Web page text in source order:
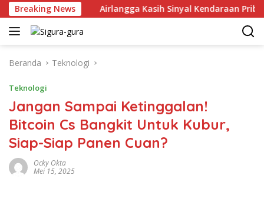
Langsung
ke
konten
Breaking News
2026 Airlangga Kasih Sinyal Kendaraan Pribadi
Beranda Teknologi
Teknologi
Jangan Sampai Ketinggalan!
Bitcoin Cs Bangkit Untuk Kubur,
Siap-Siap Panen Cuan?
Ocky Okta
Mei 15, 2025